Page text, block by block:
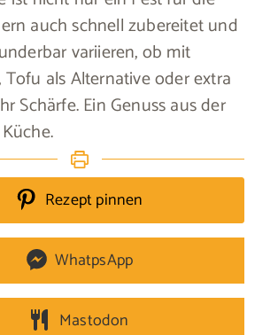
auch schnell zubereitet und
variieren, ob mit
Tofu als Alternative oder extra
Schärfe. Ein Genuss aus der
Rezept pinnen
WhatpsApp
Mastodon